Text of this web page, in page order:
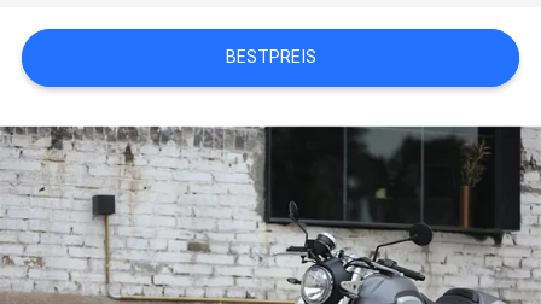
FORDERN
SIE
EIN
ZITAT
SITEMAP
BESTPREIS